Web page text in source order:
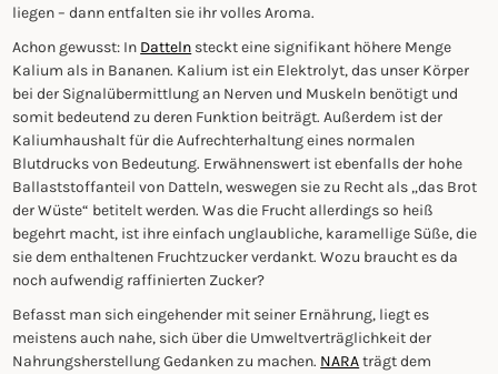
liegen – dann entfalten sie ihr volles Aroma.
Achon gewusst: In Datteln steckt eine signifikant höhere Menge
Kalium als in Bananen. Kalium ist ein Elektrolyt, das unser Körper
bei der Signalübermittlung an Nerven und Muskeln benötigt und
somit bedeutend zu deren Funktion beiträgt. Außerdem ist der
Kaliumhaushalt für die Aufrechterhaltung eines normalen
Blutdrucks von Bedeutung. Erwähnenswert ist ebenfalls der hohe
Ballaststoffanteil von Datteln, weswegen sie zu Recht als „das Brot
der Wüste“ betitelt werden. Was die Frucht allerdings so heiß
begehrt macht, ist ihre einfach unglaubliche, karamellige Süße, die
sie dem enthaltenen Fruchtzucker verdankt. Wozu braucht es da
noch aufwendig raffinierten Zucker?
Befasst man sich eingehender mit seiner Ernährung, liegt es
meistens auch nahe, sich über die Umweltverträglichkeit der
Nahrungsherstellung Gedanken zu machen. NARAträgt dem